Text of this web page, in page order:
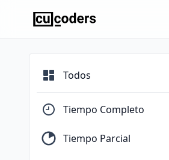
Todos
Tiempo Completo
Tiempo Parcial